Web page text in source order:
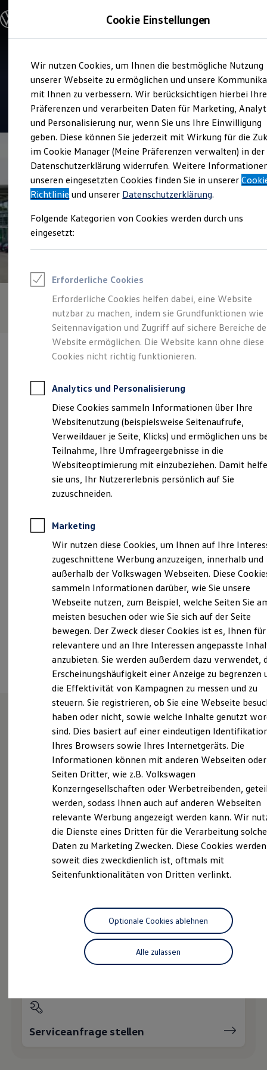
Hauptinhalt
springen
Footer
springen
Modelle und Konfigurator
Modelle vergleichen
Elektroautos
ENERGY Sondermodelle
Nutzfahrzeuge
SUV und CUV
Familienautos
Kombis
Kompaktwagen
Sportwagen
Schnell verfügbare Fahrzeuge
Angebote und Produkte
Aktuelle Angebote
E-Auto-Förderung
Volkswagen Marktplatz
Junge Gebrauchtwagen und Gebrauchtwagen
Volkswagen Zertifizierte Gebrauchtwagen
Zubehör- und Serviceangebote
Leasing
Leasing-Angebote
Gebrauchtwagen Leasing
Junge Gebrauchtwagen-Leasing
Elektroauto Leasing
Kleinwagen-Leasing
Leasing ohne Anzahlung
Finanzierung
Kfz-Versicherung
Restschuldversicherungen
Garantien
Wartungsverträge
Geschäftskunden
Professional Class bei Volkswagen
Großkunden
Behörden
Direktkunden
Sonderfahrzeuge
Anpfiff zum Gewinn
Elektroautos
ID. Tutorials
Elektrofahrzeugkonzepte
Reichweite
Reichweite der ID. Modelle
Reichweite im Winter
Laden
Laden unterwegs
Laden Zuhause
Ladestationen finden
Ladezeitensimulator
Batterie
Sicherheit
Garantie und Lebensdauer
Nachhaltigkeit
Technologie
Kosten und Kauf
Verbrauchskosten
Kaufoptionen
E-Auto-Förderung
Software und Konnektivität
ID. Software Versionen und Updates
Digitale Extras
Schnittstellen zu Ihrem ID.
Hybridautos
Marke und Erlebnis
Volkswagen R und R Experience
R-Modelle
Driving Experience
Volkswagen entdecken
Lifestyle Shop
T-Roc Kollektion
Golf Kollektion
ID. Kollektion
Volkswagen Kollektion
R-Kollektion
Besitzer und Service
myVolkswagen
Software Updates
Verkauf und Service
Auto Senger Rheine
4.8| 265 Bewertungen
Verantwortlich für die Inhalte auf dieser Seite ist die Ulrich Senger
Impressum & Rechtliches)
Lingener Damm 1, 48429 Rheine
info@auto-senger.de
Montag
Sonntag
Geschlossen
Ansprechpartner
Wie können wir
Ihnen weiterhelfen?
Probefahrt vereinbaren
Servicetermin buchen
Serviceanfrage stellen
Cookie Einstellungen
Wir nutzen Cookies, um Ihnen die bestmögliche Nutzung
unserer Webseite zu ermöglichen und unsere
mit Ihnen zu verbessern. Wir berücksichtigen hierbei Ihre
Präferenzen und verarbeiten Daten für Marketing,
und Personalisierung nur, wenn Sie uns Ihre Einwilligung
geben. Diese können Sie jederzeit mit Wirkung für die
im Cookie Manager (Meine Präferenzen verwalten) in der
Datenschutzerklärung widerrufen. Weitere
unseren eingesetzten Cookies finden Sie in unserer
Richtlinie und unserer Datenschutzerklärung.
Folgende Kategorien von Cookies werden durch uns
eingesetzt:
Erforderliche Cookies
Erforderliche Cookies helfen dabei, eine Website
nutzbar zu machen, indem sie Grundfunktionen wie
Seitennavigation und Zugriff auf sichere Bereiche
Website ermöglichen. Die Website kann ohne diese
Cookies nicht richtig funktionieren.
Analytics und Personalisierung
Diese Cookies sammeln Informationen über Ihre
Websitenutzung (beispielsweise Seitenaufrufe,
Verweildauer je Seite, Klicks) und ermöglichen uns
Teilnahme, Ihre Umfrageergebnisse in die
Websiteoptimierung mit einzubeziehen. Damit
sie uns, Ihr Nutzererlebnis persönlich auf Sie
zuzuschneiden.
Marketing
Wir nutzen diese Cookies, um Ihnen auf Ihre
zugeschnittene Werbung anzuzeigen, innerhalb und
außerhalb der Volkswagen Webseiten. Diese
sammeln Informationen darüber, wie Sie unsere
Webseite nutzen, zum Beispiel, welche Seiten Sie
meisten besuchen oder wie Sie sich auf der Seite
bewegen. Der Zweck dieser Cookies ist es, Ihnen für
relevantere und an Ihre Interessen angepasste
anzubieten. Sie werden außerdem dazu verwendet,
Erscheinungshäufigkeit einer Anzeige zu begrenzen
die Effektivität von Kampagnen zu messen und zu
steuern. Sie registrieren, ob Sie eine Webseite
haben oder nicht, sowie welche Inhalte genutzt
sind. Dies basiert auf einer eindeutigen
Ihres Browsers sowie Ihres Internetgeräts. Die
Informationen können mit anderen Webseiten oder
Seiten Dritter, wie z.B. Volkswagen
Konzerngesellschaften oder Werbetreibenden,
werden, sodass Ihnen auch auf anderen Webseiten
relevante Werbung angezeigt werden kann. Wir
die Dienste eines Dritten für die Verarbeitung
Daten zu Marketing Zwecken. Diese Cookies
soweit dies zweckdienlich ist, oftmals mit
Seitenfunktionalitäten von Dritten verlinkt.
Alle zulassen
Optionale Cookies ablehnen